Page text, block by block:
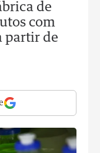
de
com
partir de